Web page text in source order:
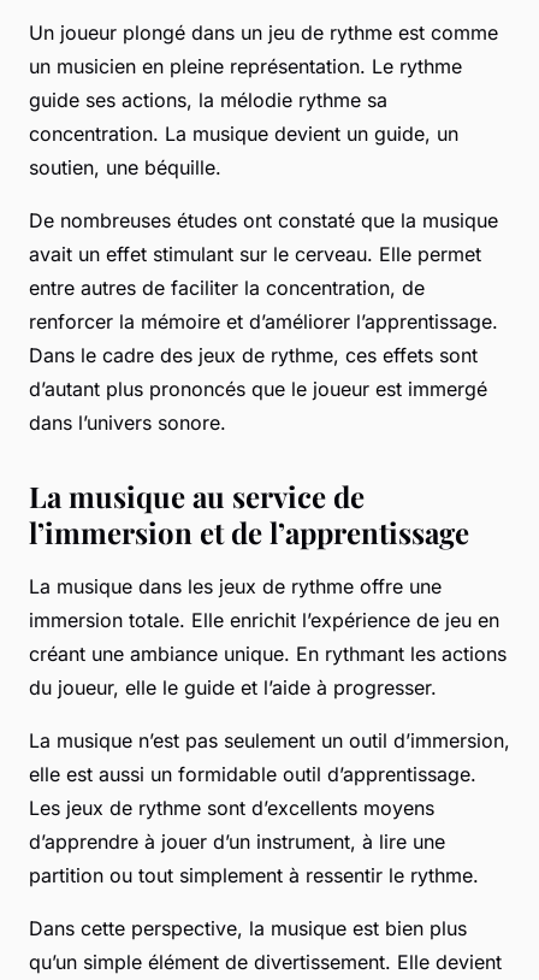
Un joueur plongé dans un jeu de rythme est comme
un musicien en pleine représentation. Le rythme
guide ses actions, la mélodie rythme sa
concentration. La musique devient un guide, un
soutien, une béquille.
De nombreuses études ont constaté que la musique
avait un effet stimulant sur le cerveau. Elle permet
entre autres de faciliter la concentration, de
renforcer la mémoire et d’améliorer l’apprentissage.
Dans le cadre des jeux de rythme, ces effets sont
d’autant plus prononcés que le joueur est immergé
dans l’univers sonore.
La musique au service de
l’immersion et de l’apprentissage
La musique dans les jeux de rythme offre une
immersion totale. Elle enrichit l’expérience de jeu en
créant une ambiance unique. En rythmant les actions
du joueur, elle le guide et l’aide à progresser.
La musique n’est pas seulement un outil d’immersion,
elle est aussi un formidable outil d’apprentissage.
Les jeux de rythme sont d’excellents moyens
d’apprendre à jouer d’un instrument, à lire une
partition ou tout simplement à ressentir le rythme.
Dans cette perspective, la musique est bien plus
qu’un simple élément de divertissement. Elle devient